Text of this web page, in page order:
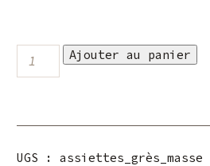
quantité
de
Assiette
dans
masse
Ajouter au panier
UGS :assiettes_grès_masse